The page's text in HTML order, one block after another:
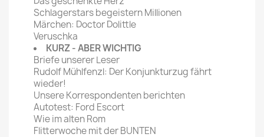
Schlagerstars begeistern Millionen
Märchen: Doctor Dolittle
Veruschka
KURZ - ABER WICHTIG
Briefe unserer Leser
Rudolf Mühlfenzl: Der Konjunkturzug fährt
wieder!
Unsere Korrespondenten berichten
Autotest: Ford Escort
Wie im alten Rom
Flitterwoche mit der BUNTEN